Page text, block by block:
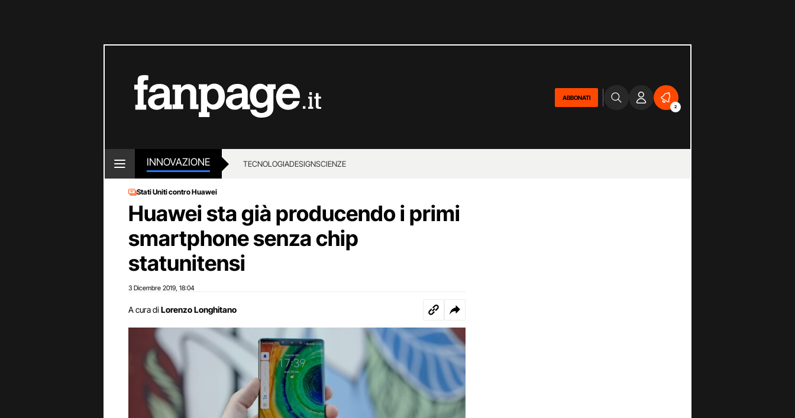
ABBONATI
2
INNOVAZIONE TECNOLOGIADESIGNSCIENZE
Stati Uniti contro Huawei
Huawei sta già producendo i primi
smartphone senza chip
statunitensi
3 Dicembre 2019 18:04
A cura di Lorenzo Longhitano